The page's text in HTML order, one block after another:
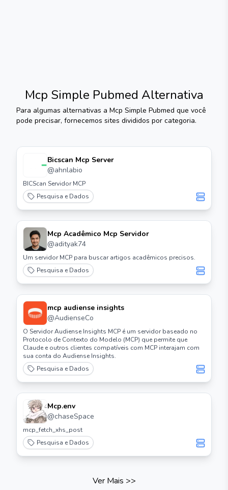
Mcp Simple Pubmed Alternativa
Para algumas alternativas a Mcp Simple Pubmed que você
pode precisar, fornecemos sites divididos por categoria.
Bicscan Mcp Server
@ahnlabio
BICScan Servidor MCP
Pesquisa e Dados
Mcp Acadêmico Mcp Servidor
@adityak74
Um servidor MCP para buscar artigos acadêmicos precisos.
Pesquisa e Dados
mcp audiense insights
@AudienseCo
O Servidor Audiense Insights MCP é um servidor baseado no
Protocolo de Contexto do Modelo (MCP) que permite que
Claude e outros clientes compatíveis com MCP interajam com
sua conta do Audiense Insights.
Pesquisa e Dados
Mcp.env
@chaseSpace
mcp_fetch_xhs_post
Pesquisa e Dados
Ver Mais >>